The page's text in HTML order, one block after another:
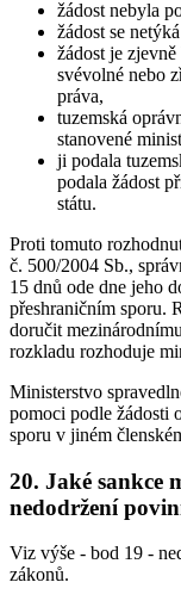
žádost nebyla
žádost se
žádost je
svévolné nebo
práva,
tuzemská
stanovené
ji podala
podala žádost
státu.
Proti tomuto
č. 500/2004 Sb.,
15 dnů ode dne jeho
přeshraničním sporu.
doručit
rozkladu rozhoduje
Ministerstvo
pomoci podle žádosti
sporu v jiném
20. Jaké sankce
nedodržení
Viz výše - bod 19 -
zákonů.